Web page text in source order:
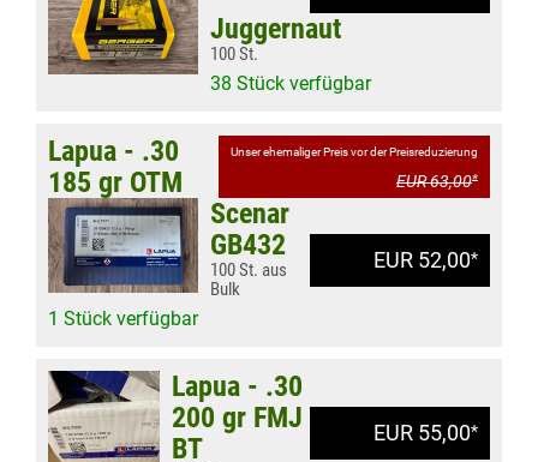
Juggernaut
100 St.
38 Stück verfügbar
Unser ehemaliger Preis vor der Preisreduzierung
EUR 63,00*
EUR 52,00*
Lapua - .30
185 gr OTM
Scenar
GB432
100 St. aus
Bulk
1 Stück verfügbar
EUR 55,00*
Lapua - .30
200 gr FMJ
BT